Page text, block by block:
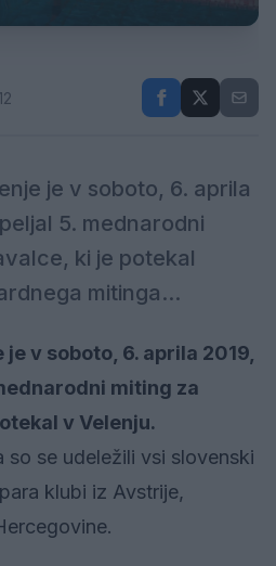
je v soboto, 6. aprila
5. mednarodni
ki je potekal
mitinga...
v soboto, 6. aprila 2019,
miting za
v Velenju.
so se udeležili vsi slovenski
klubi iz Avstrije,